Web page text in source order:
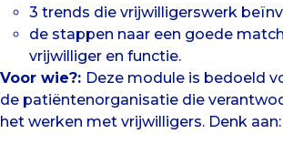
3 trends die vrijwilligerswerk
de stappen naar een goede
vrijwilliger en functie.
Voor wie?: Deze module is bedoeld
de patiëntenorganisatie die
het werken met vrijwilligers. Denk aan: